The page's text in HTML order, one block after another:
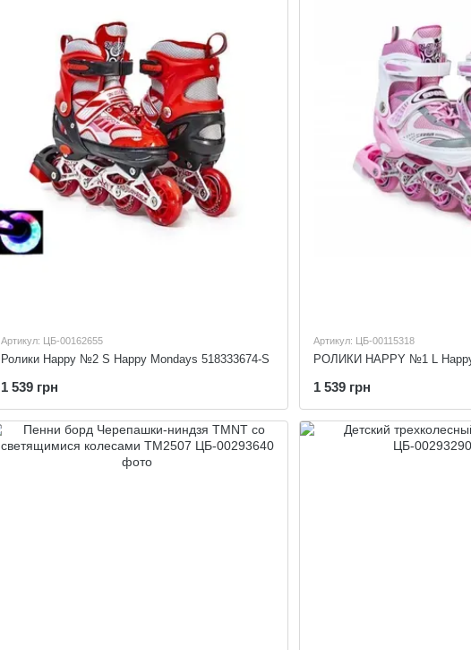
Артикул: ЦБ-00162655
Ролики Happy №2 S Happy Mondays 518333674-S
1 539 грн
Артикул: ЦБ-00115318
1 539 грн